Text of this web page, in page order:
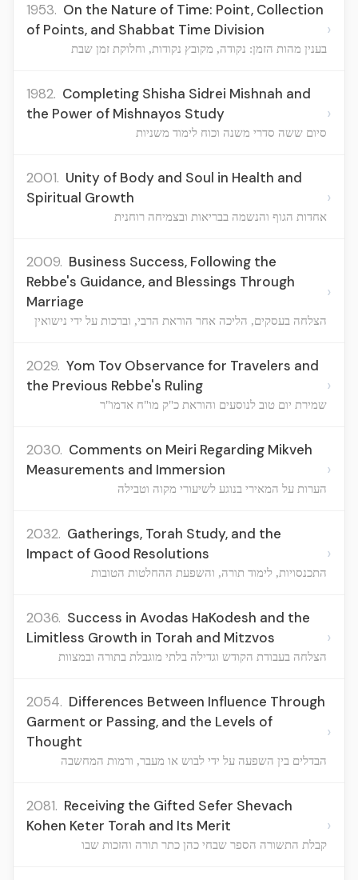
1953. On the Nature of Time: Point, Collection
of Points, and Shabbat Time Division
בענין מהות הזמן: נקודה, מקובץ נקודות, וחלוקת זמן שבת
›
1982. Completing Shisha Sidrei Mishnah and
the Power of Mishnayos Study
סיום ששה סדרי משנה וכוח לימוד משניות
›
2001. Unity of Body and Soul in Health and
Spiritual Growth
אחדות הגוף והנשמה בבריאות ובצמיחה רוחנית
›
2009. Business Success, Following the
Rebbe's Guidance, and Blessings Through
Marriage
הצלחה בעסקים, הליכה אחר הוראת הרבי, וברכות על ידי נישואין
›
2029. Yom Tov Observance for Travelers and
the Previous Rebbe's Ruling
שמירת יום טוב לנוסעים והוראת כ"ק מו"ח אדמו"ר
›
2030. Comments on Meiri Regarding Mikveh
Measurements and Immersion
הערות על המאירי בנוגע לשיעורי מקוה וטבילה
›
2032. Gatherings, Torah Study, and the
Impact of Good Resolutions
התכנסויות, לימוד תורה, והשפעת ההחלטות הטובות
›
2036. Success in Avodas HaKodesh and the
Limitless Growth in Torah and Mitzvos
הצלחה בעבודת הקודש וגדילה בלתי מוגבלת בתורה ובמצוות
›
2054. Differences Between Influence Through
Garment or Passing, and the Levels of
Thought
הבדלים בין השפעה על ידי לבוש או מעבר, ורמות המחשבה
›
2081. Receiving the Gifted Sefer Shevach
Kohen Keter Torah and Its Merit
קבלת התשורה הספר שבחי כהן כתר תורה והזכות שבו
›